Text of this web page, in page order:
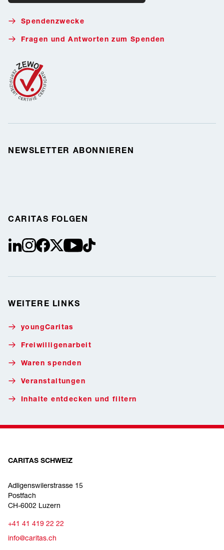
Donate with Twint
Spendenzwecke
Fragen und Antworten zum Spenden
NEWSLETTER ABONNIEREN
CARITAS FOLGEN
linkedininstagram
facebookTwitter / X
youtube
tiktok
WEITERE LINKS
youngCaritas
Freiwilligenarbeit
Waren spenden
Veranstaltungen
Inhalte entdecken und filtern
CARITAS SCHWEIZ
Adligenswilerstrasse 15
Postfach
CH-6002 Luzern
+41 41 419 22 22
info@caritas.ch